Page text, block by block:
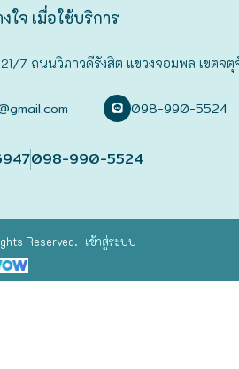
ใจ เมื่อใช้บริการ
7 ถนนวิภาวดีรังสิต แขวงจอมพล เขตจตุ
098-990-5524
098-990-5524
Reserved. | เข้าสู่ระบบ